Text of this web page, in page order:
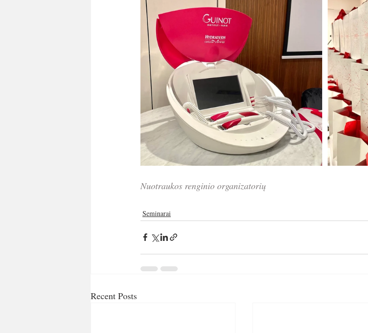
Nuotraukos renginio organizatorių
Seminarai
Recent Posts